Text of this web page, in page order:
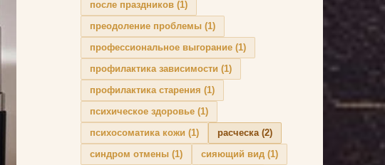
после праздников (1)
преодоление проблемы (1)
профессиональное выгорание (1)
профилактика зависимости (1)
профилактика старения (1)
психическое здоровье (1)
психосоматика кожи (1) расческа(2)
синдром отмены (1) сияющий вид (1)